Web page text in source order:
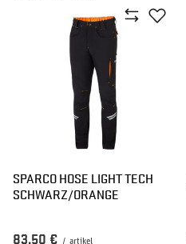
SPARCO HOSE LIGHT TECH
SCHWARZ/ORANGE
83,50 € / artikel